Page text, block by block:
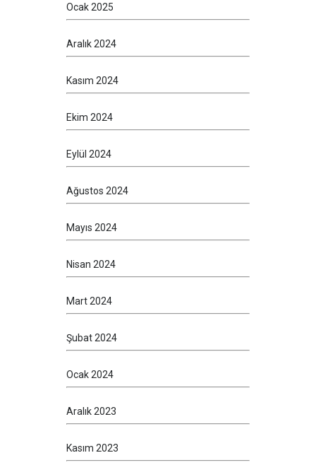
Ocak 2025
Aralık 2024
Kasım 2024
Ekim 2024
Eylül 2024
Ağustos 2024
Mayıs 2024
Nisan 2024
Mart 2024
Şubat 2024
Ocak 2024
Aralık 2023
Kasım 2023